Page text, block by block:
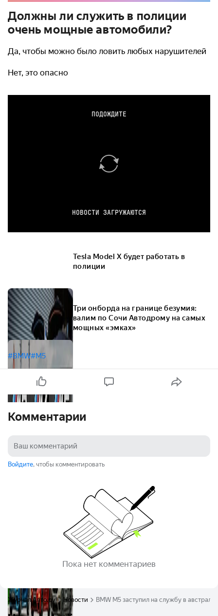
Должны ли служить в полиции
очень мощные автомобили?
Да, чтобы можно было ловить любых нарушителей
Нет, это опасно
ПОДОЖДИТЕ
НОВОСТИ ЗАГРУЖАЮТСЯ
Tesla Model X будет работать в
полиции
Три онборда на границе безумия:
валим по Сочи Автодрому на самых
мощных «эмках»
#BMW#M5
Комментарии
Войдите, чтобы комментировать
Пока нет комментариев
Журнал Авто.ру Новости BMW M5 заступил на службу в